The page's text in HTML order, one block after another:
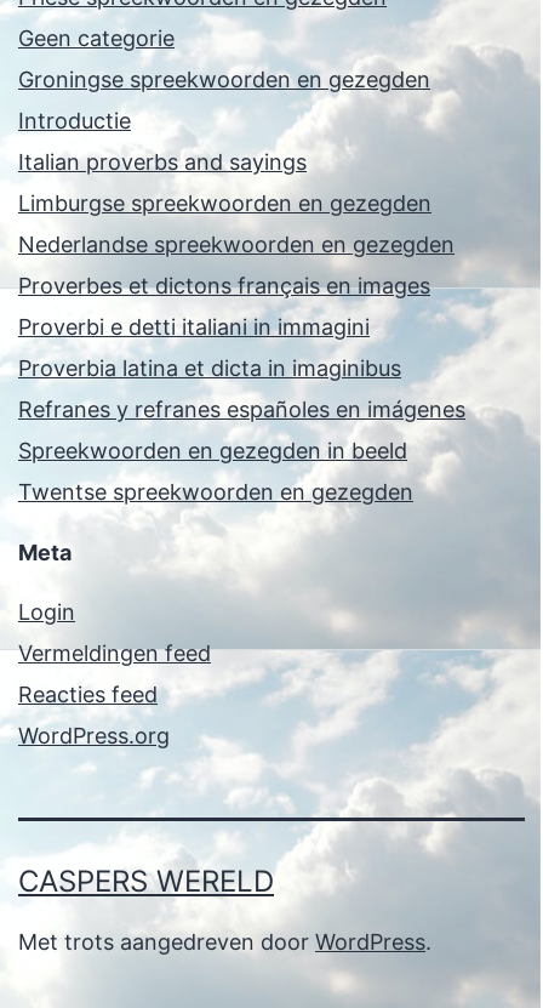
Geen categorie
Groningse spreekwoorden en gezegden
Introductie
Italian proverbs and sayings
Limburgse spreekwoorden en gezegden
Nederlandse spreekwoorden en gezegden
Proverbes et dictons français en images
Proverbi e detti italiani in immagini
Proverbia latina et dicta in imaginibus
Refranes y refranes españoles en imágenes
Spreekwoorden en gezegden in beeld
Twentse spreekwoorden en gezegden
Meta
Login
Vermeldingen feed
Reacties feed
WordPress.org
CASPERS WERELD
Met trots aangedreven door WordPress.